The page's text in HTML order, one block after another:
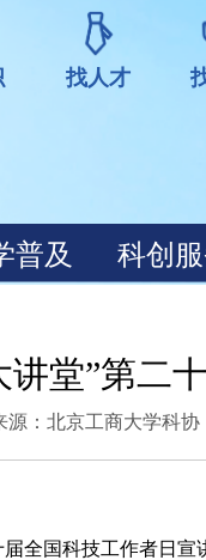
堂”第二
： 北京工商大学科协
国科技工作者日